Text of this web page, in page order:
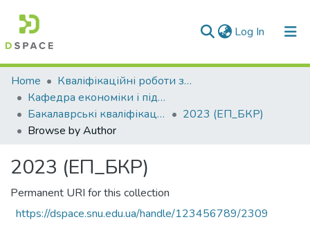
Log In (current)
Communities & Collections
All of DSpace
Home
Кваліфікаційні роботи здобувачів вищої освіти
Кафедра економіки і підприємництва (ЕП)
Бакалаврські кваліфікаційні роботи
2023 (ЕП_БКР)
Browse by Author
2023 (ЕП_БКР)
Permanent URI for this collection
https://dspace.snu.edu.ua/handle/123456789/2309